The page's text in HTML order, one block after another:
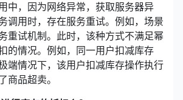
中，因为网络异常，获取服务器异
调用时，存在服务重试。例如，场景
重试机制。此时，该种方式不满足幂
的情况。例如，同一用户扣减库存
端情况下，该用户扣减库存操作执行
商品超卖。